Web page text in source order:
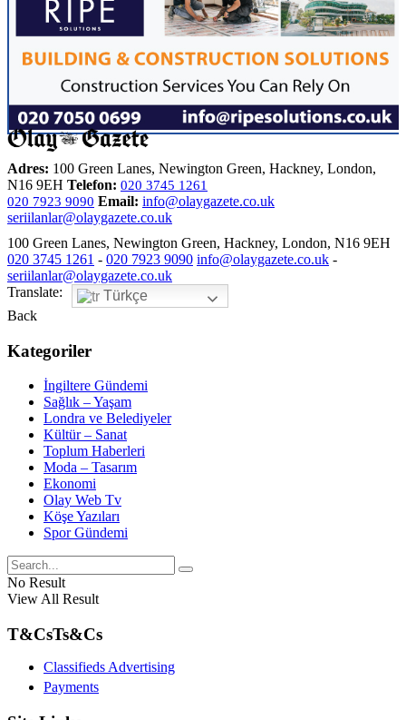
Adres: 100 Green Lanes, Newington Green, Hackney, London,
N16 9EH Telefon: 020 3745 1261
020 7923 9090 Email: info@olaygazete.co.uk
seriilanlar@olaygazete.co.uk
100 Green Lanes, Newington Green, Hackney, London, N16 9EH
020 3745 1261 - 020 7923 9090 info@olaygazete.co.uk -
seriilanlar@olaygazete.co.uk
Translate:
Türkçe
Back
Kategoriler
İngiltere Gündemi
Sağlık – Yaşam
Londra ve Belediyeler
Kültür – Sanat
Toplum Haberleri
Moda – Tasarım
Ekonomi
Olay Web Tv
Köşe Yazıları
Spor Gündemi
No Result
View All Result
T&CsTs&Cs
Classifieds Advertising
Payments